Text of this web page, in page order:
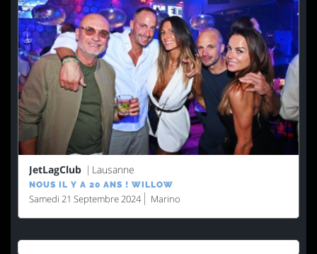
JetLagClub Lausanne
NOUS IL Y A 20 ANS ! WILLOW
Samedi 21 Septembre 2024 Marino